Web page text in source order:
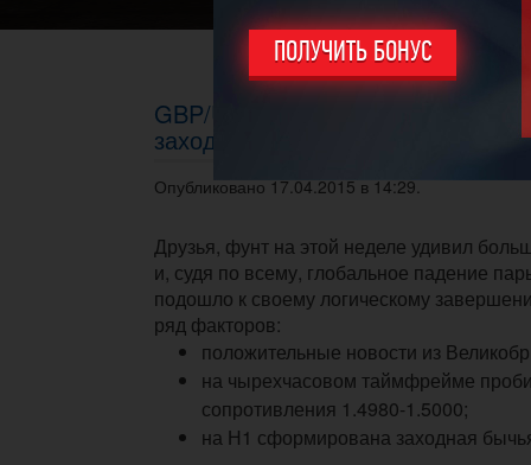
ПОЛУЧИТЬ БОНУС
GBP/USD. H1, 17.04.2015г. -
заходной бычьей волны.
Опубликовано 17.04.2015 в 14:29.
Друзья, фунт на этой неделе удивил
и, судя по всему, глобальное падение
подошло к своему логическому
ряд факторов:
положительные новости из
на чырехчасовом таймфрейме
сопротивления 1.4980-1.5000;
на Н1 сформирована заходная